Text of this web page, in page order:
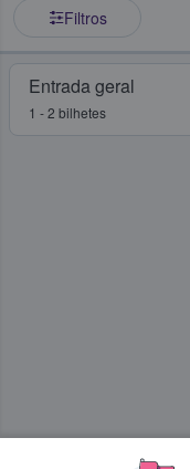
Filtros
Entrada geral
1 - 2 bilhetes